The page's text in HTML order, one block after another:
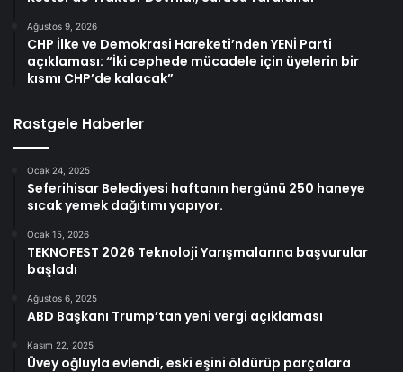
Ağustos 9, 2026
CHP İlke ve Demokrasi Hareketi’nden YENİ Parti
açıklaması: “İki cephede mücadele için üyelerin bir
kısmı CHP’de kalacak”
Rastgele Haberler
Ocak 24, 2025
Seferihisar Belediyesi haftanın hergünü 250 haneye
sıcak yemek dağıtımı yapıyor.
Ocak 15, 2026
TEKNOFEST 2026 Teknoloji Yarışmalarına başvurular
başladı
Ağustos 6, 2025
ABD Başkanı Trump’tan yeni vergi açıklaması
Kasım 22, 2025
Üvey oğluyla evlendi, eski eşini öldürüp parçalara